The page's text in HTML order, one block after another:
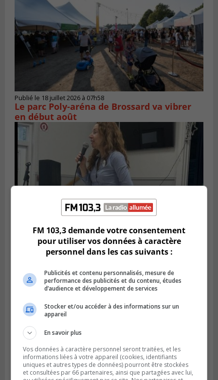
Publié le 18 juillet 2026 à 07h58
Le parc Poly-aréna de Brossard va vibrer
en début août
Publié le 6 juillet 2026 à 11h18
Climat Québec dévoile deux candidats
FM 103,3 demande votre consentement
pour utiliser vos données à caractère
personnel dans les cas suivants :
Publicités et contenu personnalisés, mesure de
performance des publicités et du contenu, études
d’audience et développement de services
Stocker et/ou accéder à des informations sur un
appareil
En savoir plus
Vos données à caractère personnel seront traitées, et les
informations liées à votre appareil (cookies, identifiants
uniques et autres types de données) pourront être stockées
et consultées par 66 partenaires, ainsi que partagées avec lui,